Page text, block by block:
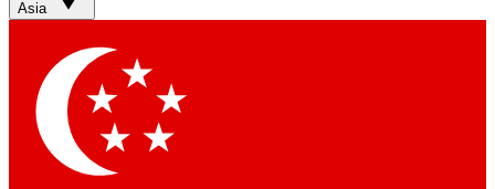
Asia